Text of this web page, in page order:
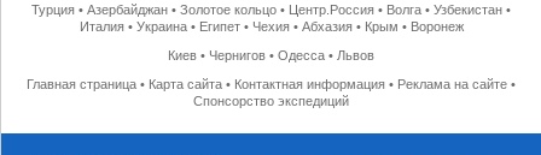
Турция •Азербайджан •Золотое кольцо • Центр.Россия • Волга •Узбекистан •
Италия• Украина• Египет• Чехия• Абхазия• Крым • Воронеж
Киев • Чернигов •Одесса • Львов
Главная страница • Карта сайта • Контактная информация • Реклама на сайте •
Спонсорство экспедиций